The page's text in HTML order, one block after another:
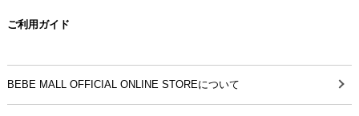
ご利用ガイド
BEBE MALL OFFICIAL ONLINE STOREについて